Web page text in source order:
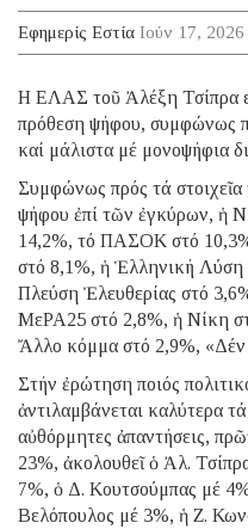
Εφημερίς Εστία Ιούν 17, 2026
Η ΕΛΑΣ τοῦ Ἀλέξη Τσίπρα
πρόθεση ψήφου, συμφώνως
καί μάλιστα μέ μονοψήφια
Συμφώνως πρός τά
ψήφου ἐπί τῶν ἐγκύρων, ἡ
14,2%, τό ΠΑΣΟΚ στό
στό 8,1%, ἡ Ἑλληνική
Πλεύση Ἐλευθερίας στό
ΜεΡΑ25 στό 2,8%, ἡ Νίκη
Ἄλλο κόμμα στό 2,9%, «Δέν
Στήν ἐρώτηση ποιός
ἀντιλαμβάνεται καλύτερα
αὐθόρμητες ἀπαντήσεις,
23%, ἀκολουθεῖ ὁ Ἀλ.
7%, ὁ Δ. Κουτσούμπας μέ
Βελόπουλος μέ 3%, ἡ Ζ.